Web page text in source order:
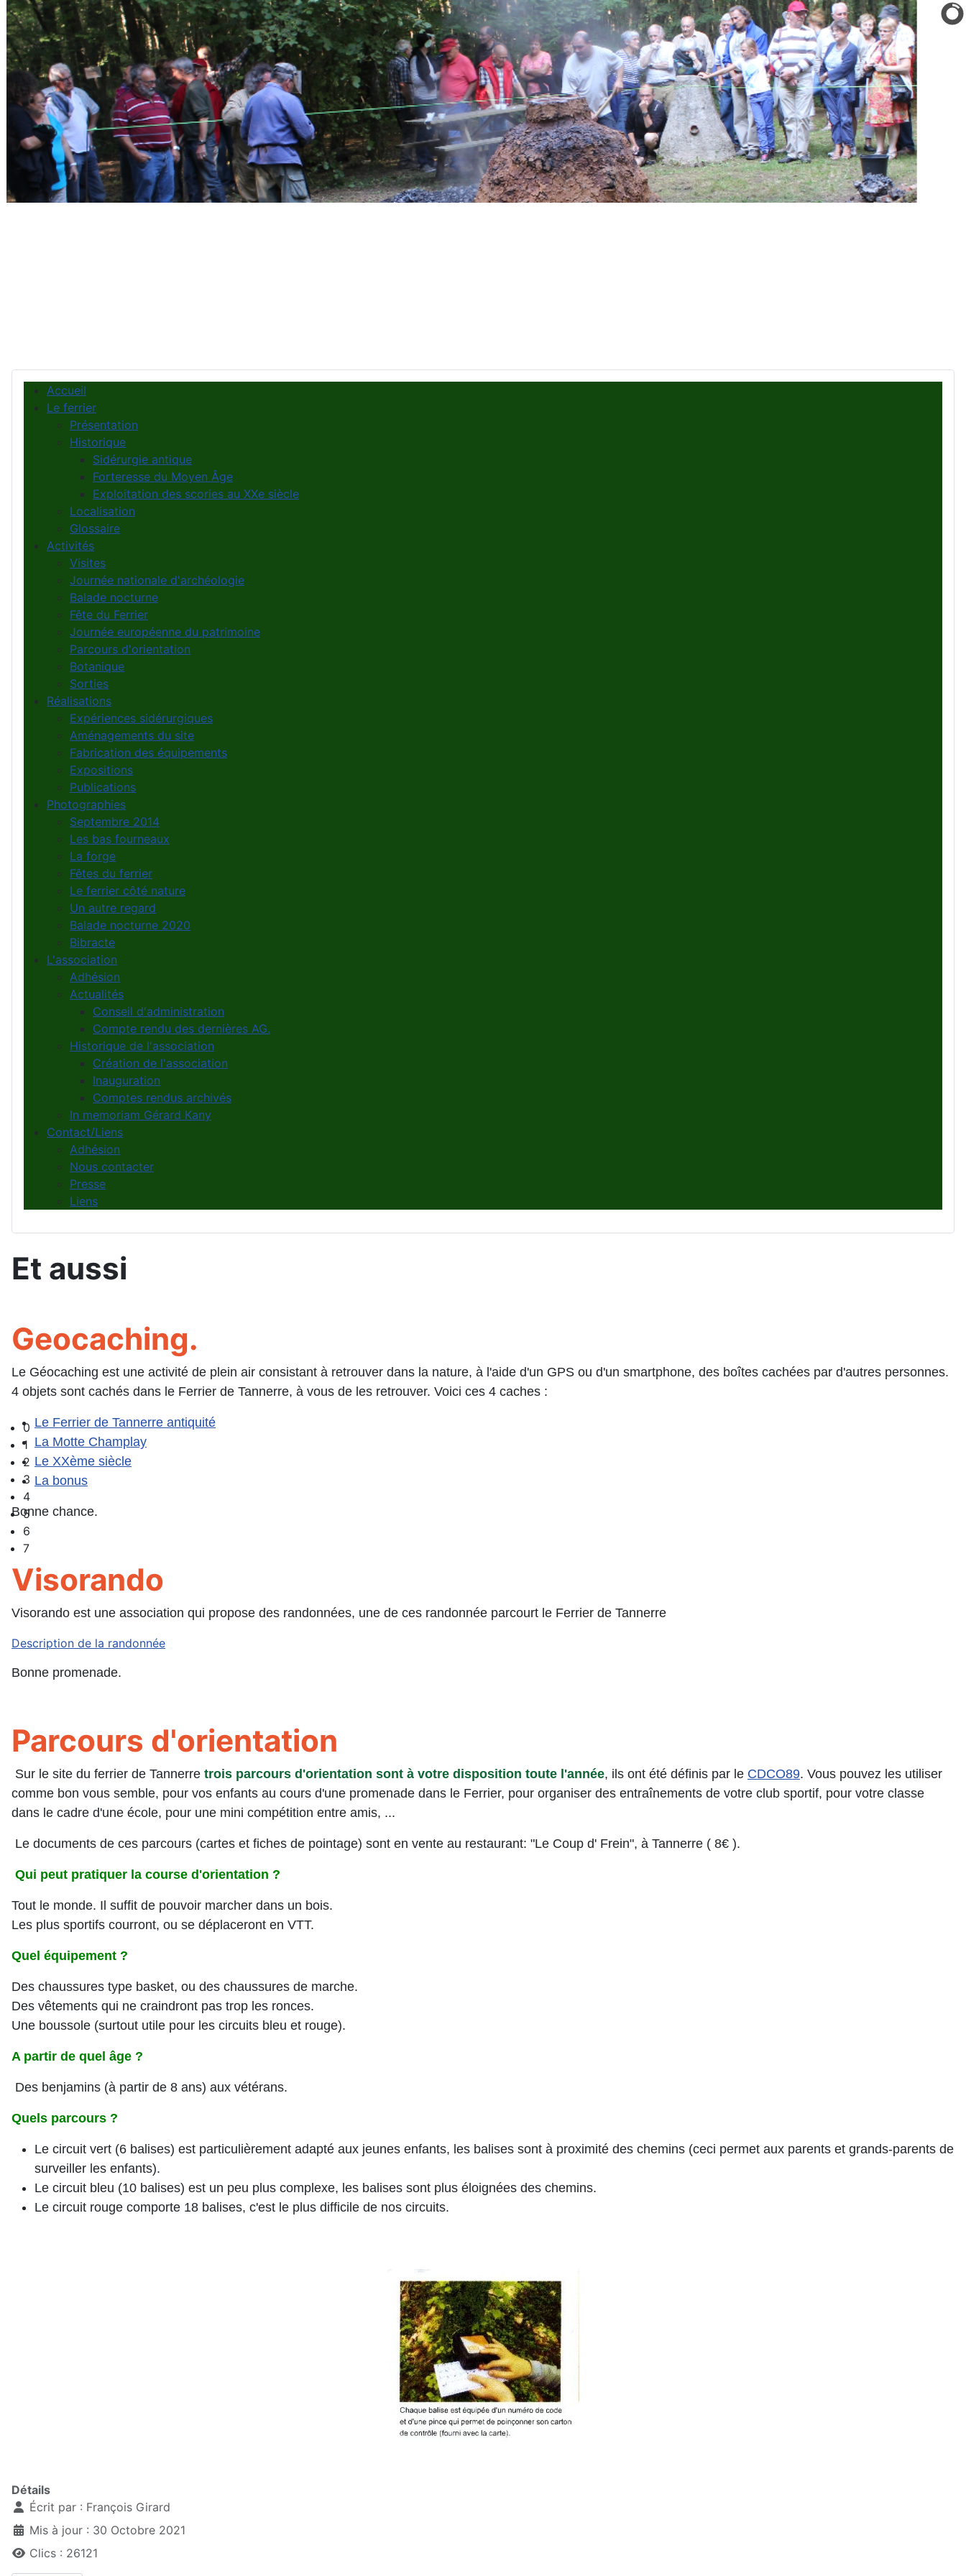
0
1
2
3
4
5
6
7
Accueil
Le ferrier
Présentation
Historique
Sidérurgie antique
Forteresse du Moyen Âge
Exploitation des scories au XXe siècle
Localisation
Glossaire
Activités
Visites
Journée nationale d'archéologie
Balade nocturne
Fête du Ferrier
Journée européenne du patrimoine
Parcours d'orientation
Botanique
Sorties
Réalisations
Expériences sidérurgiques
Aménagements du site
Fabrication des équipements
Expositions
Publications
Photographies
Septembre 2014
Les bas fourneaux
La forge
Fêtes du ferrier
Le ferrier côté nature
Un autre regard
Balade nocturne 2020
Bibracte
L'association
Adhésion
Actualités
Conseil d'administration
Compte rendu des dernières AG.
Historique de l'association
Création de l'association
Inauguration
Comptes rendus archivés
In memoriam Gérard Kany
Contact/Liens
Adhésion
Nous contacter
Presse
Liens
Et aussi
Geocaching.
Le Géocaching est une activité de plein air consistant à retrouver dans la nature, à l'aide d'un GPS ou d'un smartphone, des boîtes cachées par d'autres personnes.
4 objets sont cachés dans le Ferrier de Tannerre, à vous de les retrouver. Voici ces 4 caches :
Le Ferrier de Tannerre antiquité
La Motte Champlay
Le XXème siècle
La bonus
Bonne chance.
Visorando
Visorando est une association qui propose des randonnées, une de ces randonnée parcourt le Ferrier de Tannerre
Description de la randonnée
Bonne promenade.
Parcours d'orientation
Sur le site du ferrier de Tannerre trois parcours d'orientation sont à votre disposition toute l'année, ils ont été définis par le CDCO89. Vous pouvez les utiliser
comme bon vous semble, pour vos enfants au cours d'une promenade dans le Ferrier, pour organiser des entraînements de votre club sportif, pour votre classe
dans le cadre d'une école, pour une mini compétition entre amis, ...
Le documents de ces parcours (cartes et fiches de pointage) sont en vente au restaurant: "Le Coup d' Frein", à Tannerre ( 8€ ).
Qui peut pratiquer la course d'orientation ?
Tout le monde. Il suffit de pouvoir marcher dans un bois.
Les plus sportifs courront, ou se déplaceront en VTT.
Quel équipement ?
Des chaussures type basket, ou des chaussures de marche.
Des vêtements qui ne craindront pas trop les ronces.
Une boussole (surtout utile pour les circuits bleu et rouge).
A partir de quel âge ?
Des benjamins (à partir de 8 ans) aux vétérans.
Quels parcours ?
Le circuit vert (6 balises) est particulièrement adapté aux jeunes enfants, les balises sont à proximité des chemins (ceci permet aux parents et grands-parents de
surveiller les enfants).
Le circuit bleu (10 balises) est un peu plus complexe, les balises sont plus éloignées des chemins.
Le circuit rouge comporte 18 balises, c'est le plus difficile de nos circuits.
Détails
Écrit par : François Girard
Mis à jour : 30 Octobre 2021
Clics : 26121